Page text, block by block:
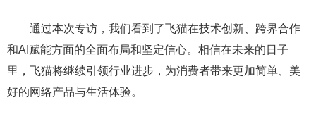
通过本次专访，我们看到了飞猫在技术创新、跨界合作
和AI赋能方面的全面布局和坚定信心。相信在未来的日子
里，飞猫将继续引领行业进步，为消费者带来更加简单、美
好的网络产品与生活体验。